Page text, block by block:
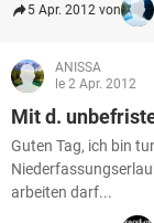
5 Apr. 2012 von
ANISSA
le 2 Apr. 2012
Mit d.
Guten Tag, ich bin
arbeiten darf...